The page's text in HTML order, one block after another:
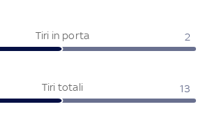
Tiri in porta 2
Tiri totali 13